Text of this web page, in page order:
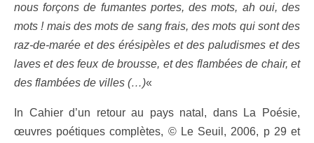
nous forçons de fumantes portes, des mots, ah oui, des
mots ! mais des mots de sang frais, des mots qui sont des
raz-de-marée et des érésipèles et des paludismes et des
laves et des feux de brousse, et des flambées de chair, et
des flambées de villes (…)«
In Cahier d’un retour au pays natal, dans La Poésie,
œuvres poétiques complètes, © Le Seuil, 2006, p 29 et